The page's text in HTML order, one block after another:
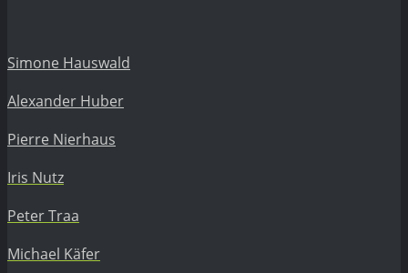
Simone Hauswald
Alexander Huber
Pierre Nierhaus
Iris Nutz
Peter Traa
Michael Käfer